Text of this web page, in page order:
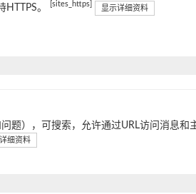
HTTPS。 [sites_https] 显示详细资料
题），可搜索，允许通过URL访问消息和
细资料